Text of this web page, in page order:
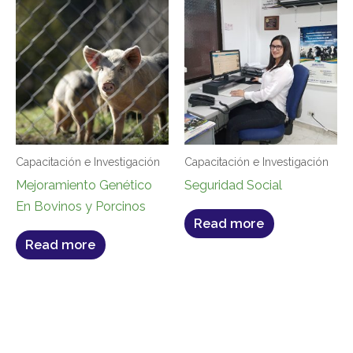
Capacitación e Investigación
Mejoramiento Genético
En Bovinos y Porcinos
Read more
Capacitación e Investigación
Seguridad Social
Read more